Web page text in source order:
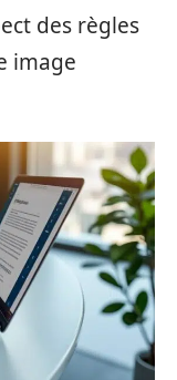
des règles
image